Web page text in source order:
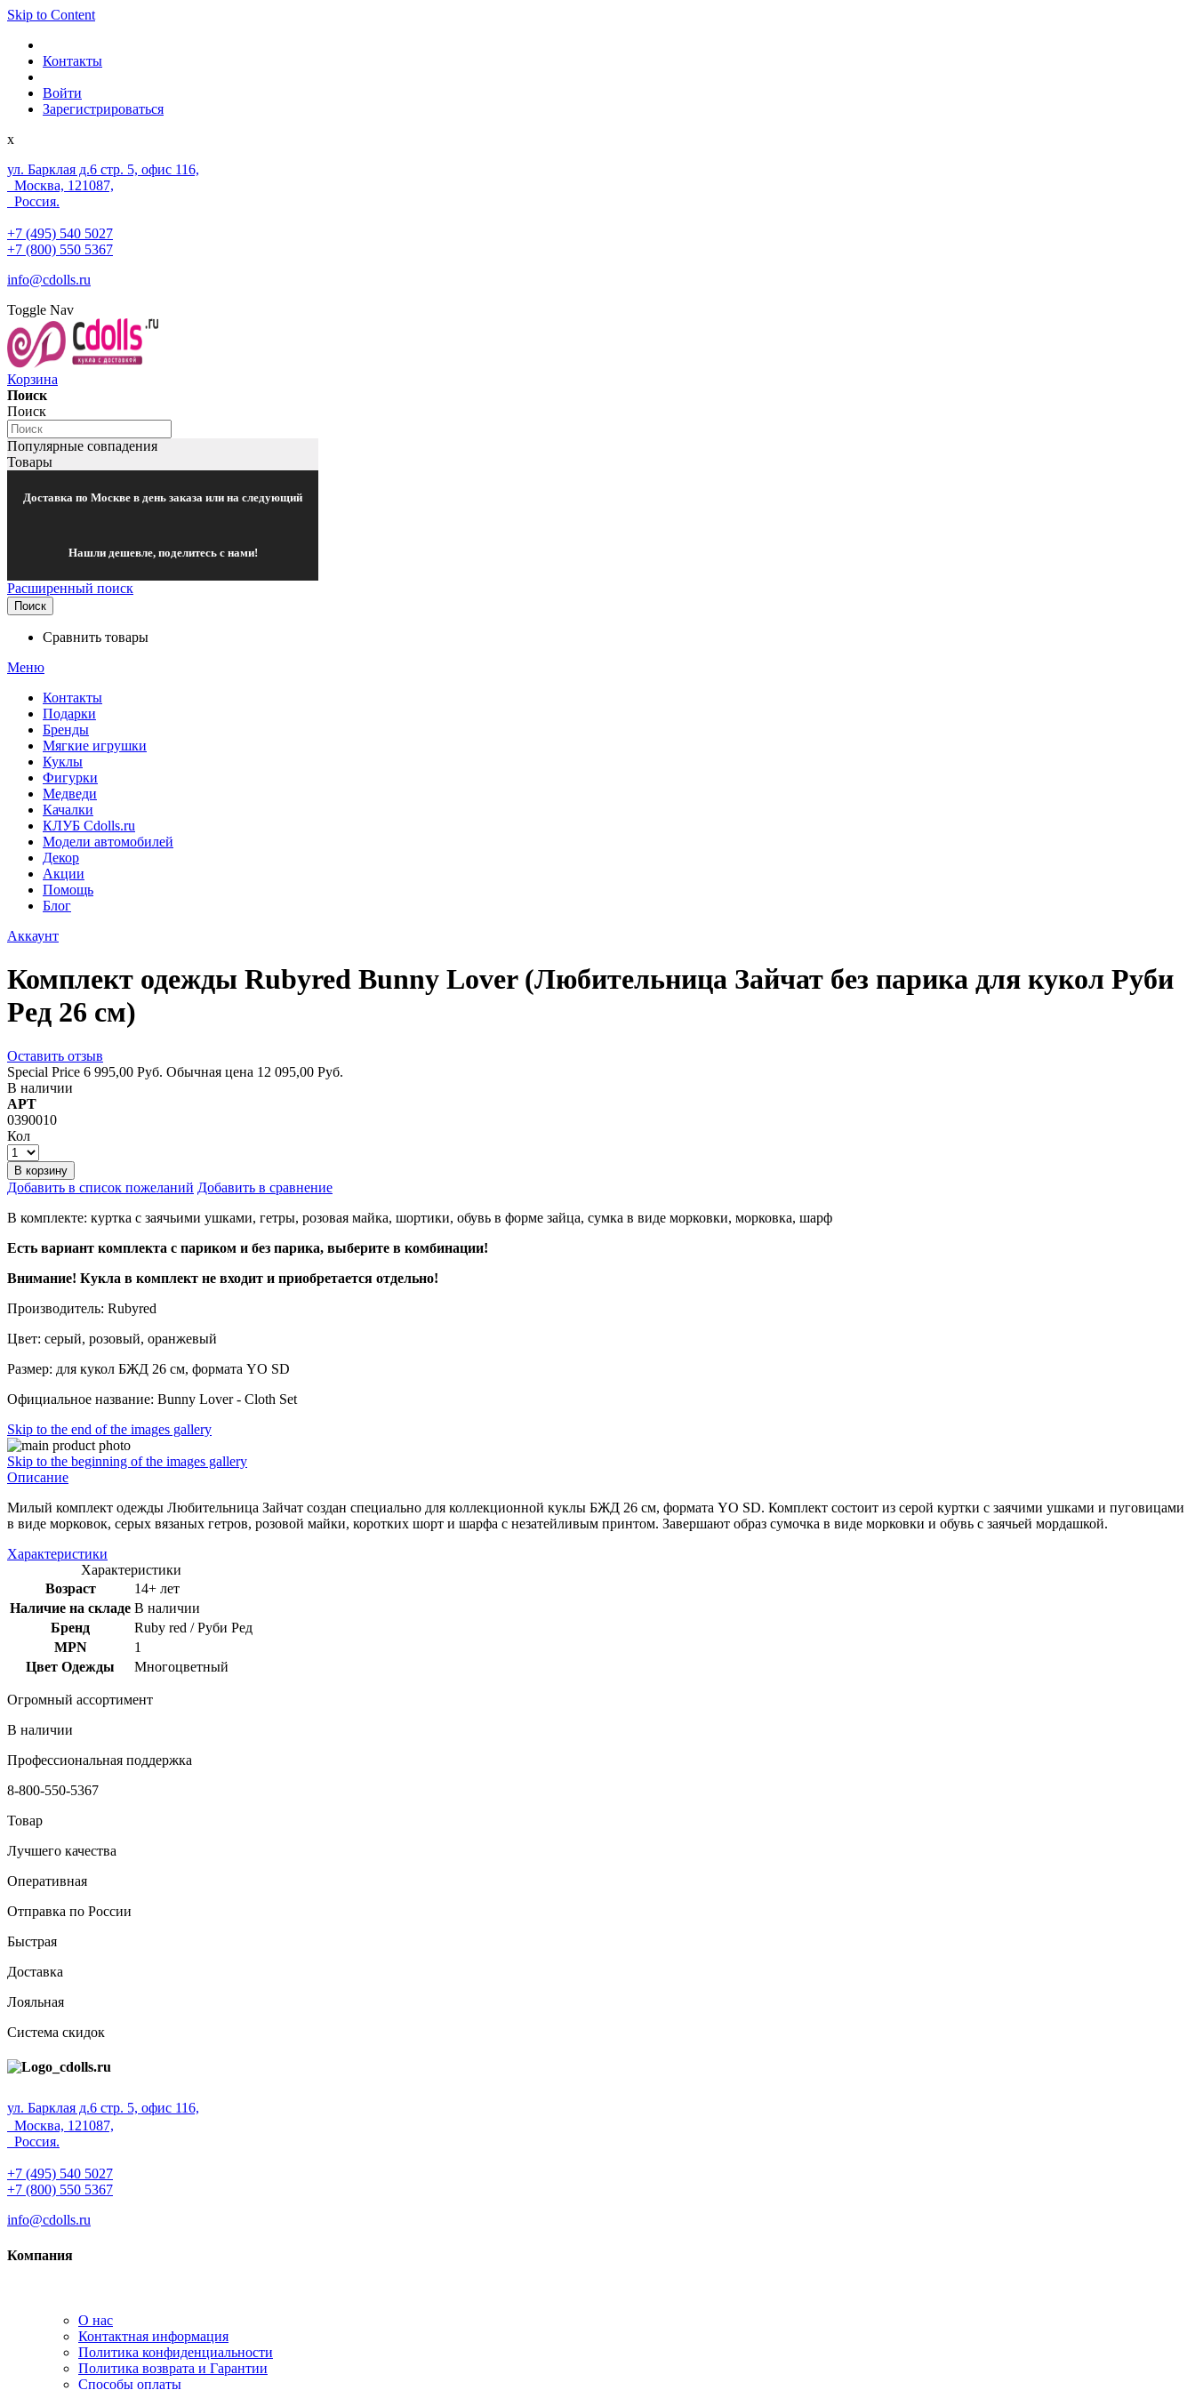
Skip to Content
Контакты
Войти
Зарегистрироваться
x
ул. Барклая д.6 стр. 5, офис 116,
Москва, 121087,
Россия.
+7 (495) 540 5027
+7 (800) 550 5367
info@cdolls.ru
Toggle Nav
Корзина
Поиск
Поиск
Популярные совпадения
Товары
Доставка по Москве в день заказа или на следующий
Нашли дешевле, поделитесь с нами!
Расширенный поиск
Поиск
Сравнить товары
Меню
Контакты
Подарки
Бренды
Мягкие игрушки
Куклы
Фигурки
Медведи
Качалки
КЛУБ Cdolls.ru
Модели автомобилей
Декор
Акции
Помощь
Блог
Аккаунт
Комплект одежды Rubyred Bunny Lover (Любительница Зайчат без парика для кукол Руби
Ред 26 см)
Оставить отзыв
Special Price 6 995,00 Руб. Обычная цена 12 095,00 Руб.
В наличии
АРТ
0390010
Кол
В корзину
Добавить в список пожеланий Добавить в сравнение
В комплекте: куртка с заячьими ушками, гетры, розовая майка, шортики, обувь в форме зайца, сумка в виде морковки, морковка, шарф
Есть вариант комплекта с париком и без парика, выберите в комбинации!
Внимание! Кукла в комплект не входит и приобретается отдельно!
Производитель: Rubyred
Цвет: серый, розовый, оранжевый
Размер: для кукол БЖД 26 см, формата YO SD
Официальное название: Bunny Lover - Cloth Set
Skip to the end of the images gallery
Skip to the beginning of the images gallery
Описание
Милый комплект одежды Любительница Зайчат создан специально для коллекционной куклы БЖД 26 см, формата YO SD. Комплект состоит из серой куртки с заячими ушками и пуговицами
в виде морковок, серых вязаных гетров, розовой майки, коротких шорт и шарфа с незатейливым принтом. Завершают образ сумочка в виде морковки и обувь с заячьей мордашкой.
Характеристики
Характеристики
Возраст
14+ лет
Наличие на складе В наличии
Бренд
Ruby red / Руби Ред
MPN
1
Цвет Одежды
Многоцветный
Огромный ассортимент
В наличии
Профессиональная поддержка
8-800-550-5367
Товар
Лучшего качества
Оперативная
Отправка по России
Быстрая
Доставка
Лояльная
Система скидок
ул. Барклая д.6 стр. 5, офис 116,
Москва, 121087,
Россия.
+7 (495) 540 5027
+7 (800) 550 5367
info@cdolls.ru
Компания
О нас
Контактная информация
Политика конфиденциальности
Политика возврата и Гарантии
Способы оплаты